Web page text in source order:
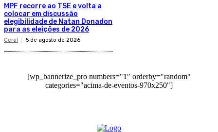
MPF recorre ao TSE e volta a
colocar em discussão
elegibilidade de Natan Donadon
para as eleições de 2026
Geral 5 de agosto de 2026
[wp_bannerize_pro numbers="1" orderby="random"
categories="acima-de-eventos-970x250"]